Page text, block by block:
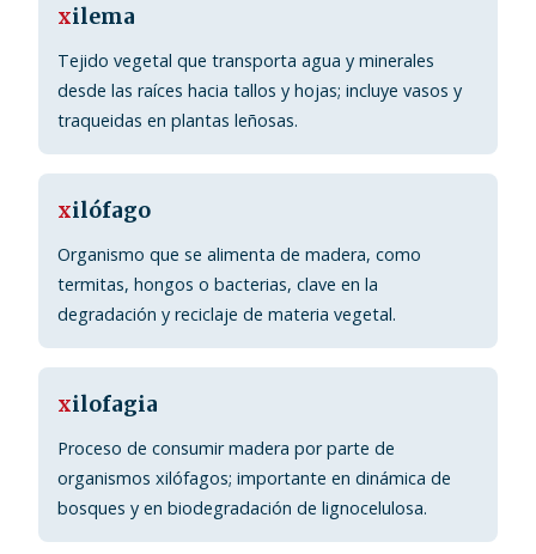
xilema
Tejido vegetal que transporta agua y minerales
desde las raíces hacia tallos y hojas; incluye vasos y
traqueidas en plantas leñosas.
xilófago
Organismo que se alimenta de madera, como
termitas, hongos o bacterias, clave en la
degradación y reciclaje de materia vegetal.
xilofagia
Proceso de consumir madera por parte de
organismos xilófagos; importante en dinámica de
bosques y en biodegradación de lignocelulosa.